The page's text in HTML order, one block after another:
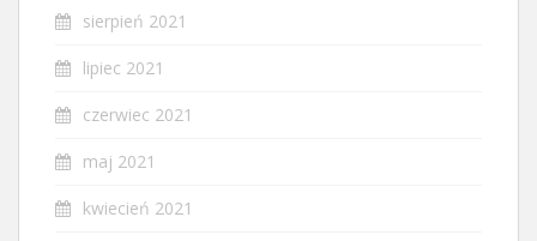
sierpień 2021
lipiec 2021
czerwiec 2021
maj 2021
kwiecień 2021